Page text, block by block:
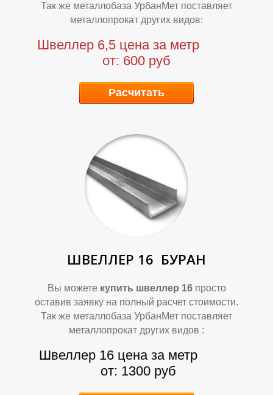
О
П
Так же металлобаза УрбанМет поставляет
металлопрокат других видов:
Швеллер 6,5 цена за метр
от: 600 руб
Расчитать
ШВЕЛЛЕР 16 БУРАН
Вы можете купить швеллер 16 просто
оставив заявку на полный расчет стоимости.
Так же металлобаза УрбанМет поставляет
металлопрокат других видов :
Швеллер 16 цена за метр
от: 1300 руб
О
П